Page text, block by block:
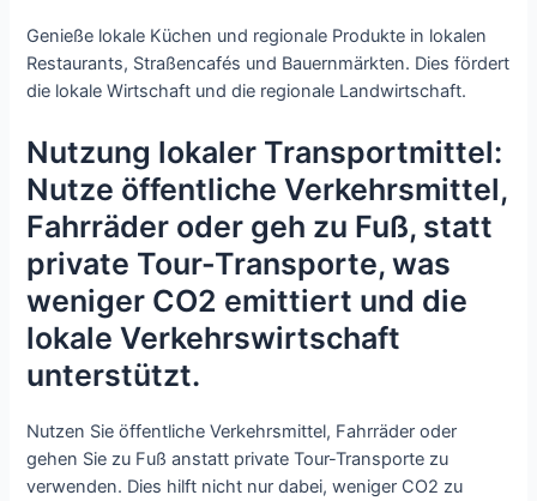
Genieße lokale Küchen und regionale Produkte in lokalen
Restaurants, Straßencafés und Bauernmärkten. Dies fördert
die lokale Wirtschaft und die regionale Landwirtschaft.
Nutzung lokaler Transportmittel:
Nutze öffentliche Verkehrsmittel,
Fahrräder oder geh zu Fuß, statt
private Tour-Transporte, was
weniger CO2 emittiert und die
lokale Verkehrswirtschaft
unterstützt.
Nutzen Sie öffentliche Verkehrsmittel, Fahrräder oder
gehen Sie zu Fuß anstatt private Tour-Transporte zu
verwenden. Dies hilft nicht nur dabei, weniger CO2 zu